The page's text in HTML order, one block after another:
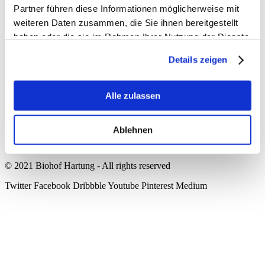
Partner führen diese Informationen möglicherweise mit
weiteren Daten zusammen, die Sie ihnen bereitgestellt
haben oder die sie im Rahmen Ihrer Nutzung der Dienste
Details zeigen
Alle zulassen
Ablehnen
info@biohof-hartung.de
Kontakt
Cookie Einstellungen
© 2021 Biohof Hartung - All rights reserved
Twitter Facebook DribbbleYoutube Pinterest Medium